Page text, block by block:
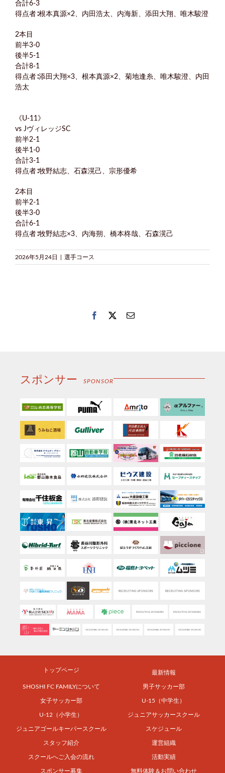
合計6-3
得点者∶根本真源×2、内田浩太、内海新、添田大翔、唯木駿澄
2本目
前半3-0
後半5-1
合計8-1
得点者∶添田大翔×3、根本真源×2、菊地逢糸、唯木駿澄、内田
浩太
《U-11》
vs JヴィレッジSC
前半2-1
後半1-0
合計3-1
得点者∶牧野結志、石森滉己、宗形優希
2本目
前半2-1
後半3-0
合計6-1
得点者∶牧野結志×3、内海朔、橋本柊哉、石森滉己
2026年5月24日 選手コース
Facebook
Twitter電
スポンサー SPONSOR
トップページ 最新情報
SHOSHI FC FAMILYについて 男子サッカー部
女子サッカー部 U-15（中学生）
U-12（小学生） ジュニアサッカースクール
ジュニアゴールキーパースクール スケジュール
スタッフ紹介 運営組織
スクールへご入会の流れ 活動実績
スポンサー募集 無料体験＆お問い合わせ